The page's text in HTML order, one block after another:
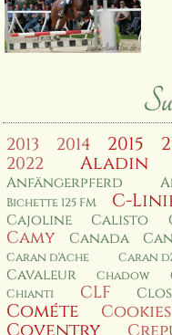
2013 2014 2015
2022 Aladin
Anfängerpferd
Bichette 125 FM C-
Cajoline Calisto
Camy Canada
Caran d'Ache
Caran
Cavaleur
Chadow
Chianti CLF
Cométe Cookies